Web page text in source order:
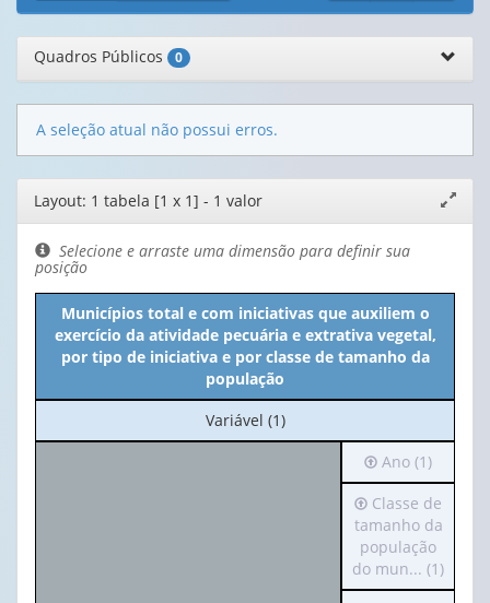
Quadros Públicos 0
A seleção atual não possui erros.
Editor
de
layout
janela
Layout: 1 tabela [1 x 1] - 1 valor
Selecione e arraste uma dimensão para definir sua
posição
Municípios total e com iniciativas que auxiliem o
exercício da atividade pecuária e extrativa vegetal,
por tipo de iniciativa e por classe de tamanho da
população
No
cabeçalho:
Variável (1)
Irá
para
o
cabeçalho
(possui
apenas
1
Ano (1)
Irá
para
o
cabeçalho
(possui
Classe de
tamanho da
população
do mun... (1)